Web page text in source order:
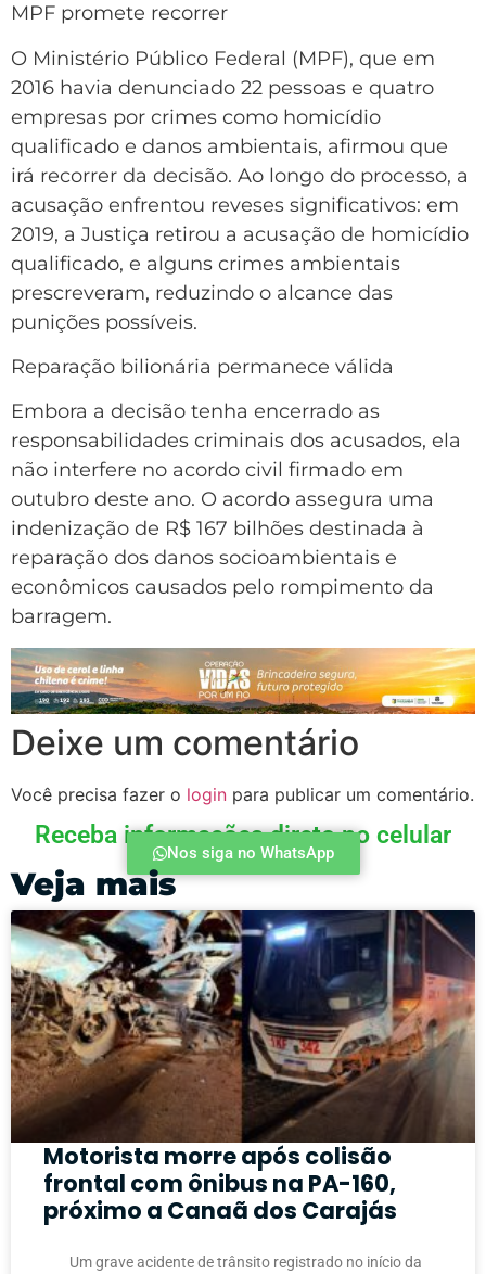
MPF promete recorrer
O Ministério Público Federal (MPF), que em
2016 havia denunciado 22 pessoas e quatro
empresas por crimes como homicídio
qualificado e danos ambientais, afirmou que
irá recorrer da decisão. Ao longo do processo, a
acusação enfrentou reveses significativos: em
2019, a Justiça retirou a acusação de homicídio
qualificado, e alguns crimes ambientais
prescreveram, reduzindo o alcance das
punições possíveis.
Reparação bilionária permanece válida
Embora a decisão tenha encerrado as
responsabilidades criminais dos acusados, ela
não interfere no acordo civil firmado em
outubro deste ano. O acordo assegura uma
indenização de R$ 167 bilhões destinada à
reparação dos danos socioambientais e
econômicos causados pelo rompimento da
barragem.
Deixe um comentário
Você precisa fazer o login para publicar um comentário.
Receba informações direto no celular
Nos siga no WhatsApp
Veja mais
Motorista morre após colisão
frontal com ônibus na PA-160,
próximo a Canaã dos Carajás
Um grave acidente de trânsito registrado no início da